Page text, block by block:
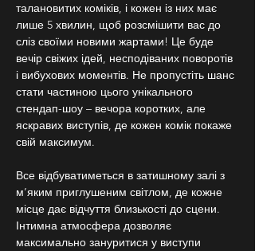
талановитих коміків, і кожен із них має
лише 5 хвилин, щоб розсмішити вас до
сліз своїми новими жартами! Це буде
вечір свіжих ідей, несподіваних поворотів
і вибухових моментів. Не пропустіть шанс
стати частиною цього унікального
стендап-шоу – вечора коротких, але
яскравих виступів, де кожен комік покаже
свій максимум.
Все відбуватиметься в затишному залі з
м’яким приглушеним світлом, де кожне
місце дає відчуття близькості до сцени.
Інтимна атмосфера дозволяє
максимально зануритися у виступи